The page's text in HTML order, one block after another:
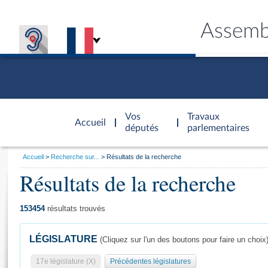
Accueil
d'accueil
Vos
députés
Travaux
parlementaires
Général
Vous
Accueil Recherche sur... Résultats de la recherche
Résultats de la recherche
153454résultats trouvés
LÉGISLATURE (Cliquez sur l'un des boutons pour faire un choix)
17e législature (X) Précédentes législatures